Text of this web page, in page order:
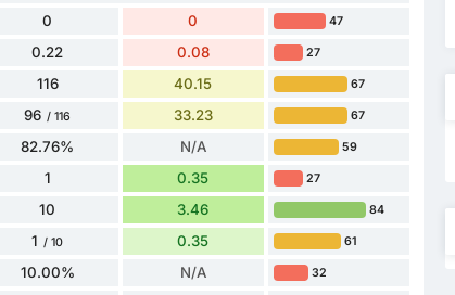
0 0 47
0.22 0.08 27
116 40.15 67
96 / 116 33.23 67
82.76% N/A 59
1 0.35 27
10 3.46 84
1 / 10 0.35 61
10.00% N/A 32